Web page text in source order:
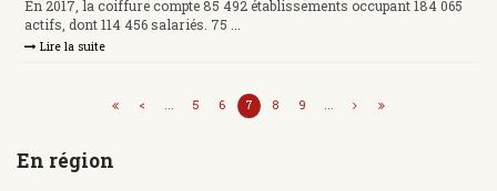
En 2017, la coiffure compte 85 492 établissements occupant 184 065
actifs, dont 114 456 salariés. 75 ...
Lire la suite
< ... 5 6 7 8 9 ...
En région